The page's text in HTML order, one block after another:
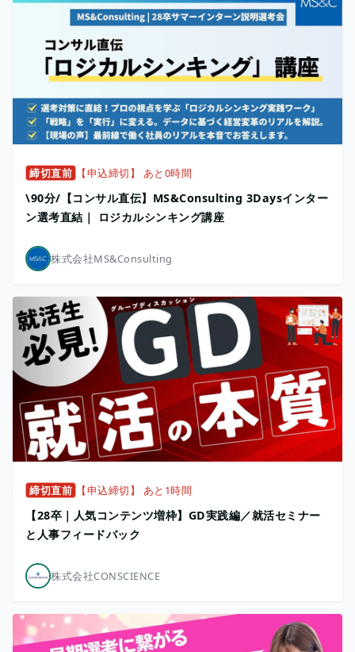
締切直前 【申込締切】 あと0時間
\90分/【コンサル直伝】MS&Consulting 3Daysインター
ン選考直結｜ ロジカルシンキング講座
株式会社MS&Consulting
締切直前 【申込締切】 あと1時間
【28卒｜人気コンテンツ増枠】GD実践編／就活セミナー
と人事フィードバック
株式会社CONSCIENCE